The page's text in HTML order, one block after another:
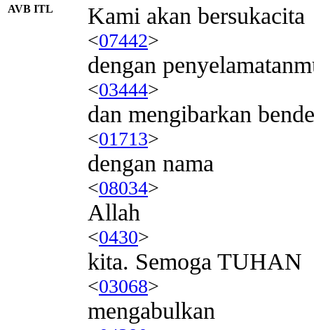
AVB ITL Kami akan bersukacita
<07442>
dengan
<03444>
dan mengibarkan
<01713>
dengan nama
<08034>
Allah
<0430>
kita. Semoga TUHAN
<03068>
mengabulkan